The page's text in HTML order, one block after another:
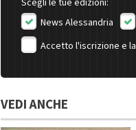
News Alessandria
Accetto l'iscrizione e la
VEDI ANCHE